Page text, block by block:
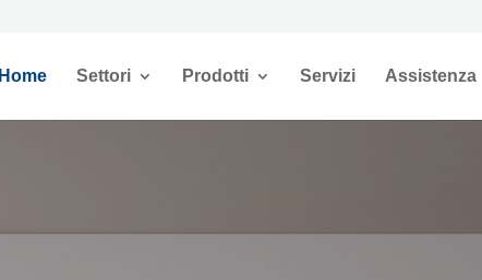
Home Settori Prodotti Servizi Assistenza